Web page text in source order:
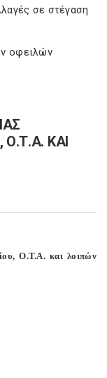
σε στέγαση
οφειλών
ΚΑΙ
Ο.Τ.Α. και λοιπών